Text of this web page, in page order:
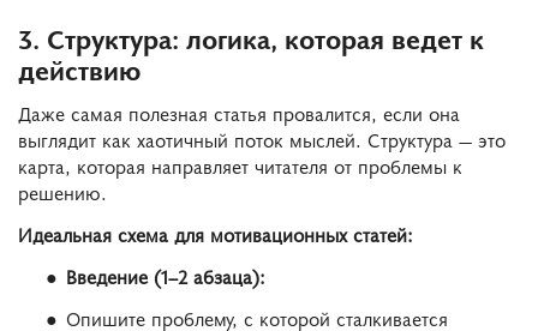
3. Структура: логика, которая ведет к
действию
Даже самая полезная статья провалится, если она
выглядит как хаотичный поток мыслей. Структура — это
карта, которая направляет читателя от проблемы к
решению.
Идеальная схема для мотивационных статей:
Введение (1–2 абзаца):
Опишите проблему, с которой сталкивается